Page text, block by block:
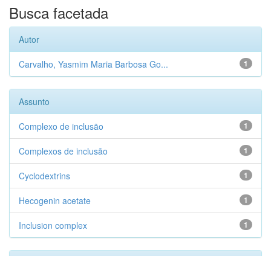
Busca facetada
Autor
1
Carvalho, Yasmim Maria Barbosa Go...
Assunto
1
Complexo de inclusão
1
Complexos de inclusão
1
Cyclodextrins
1
Hecogenin acetate
1
Inclusion complex